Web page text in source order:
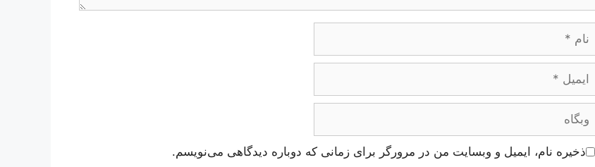
وبگاه
ذخیره نام، ایمیل و وبسایت من در مرورگر برای زمانی که دوباره دیدگاهی می‌نویسم.